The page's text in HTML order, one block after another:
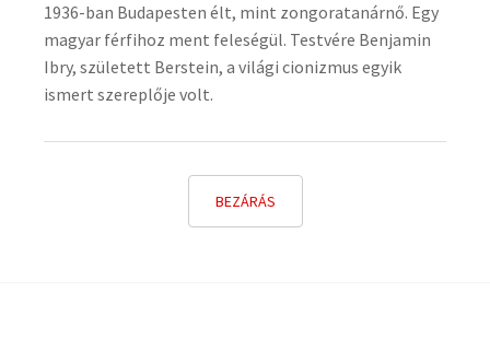
1936-ban Budapesten élt, mint zongoratanárnő. Egy
magyar férfihoz ment feleségül. Testvére Benjamin
Ibry, született Berstein, a világi cionizmus egyik
ismert szereplője volt.
BEZÁRÁS